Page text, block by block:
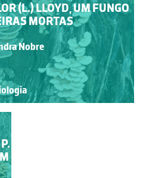
(L.) LLOYD, UM FUNGO
MORTAS
Nobre